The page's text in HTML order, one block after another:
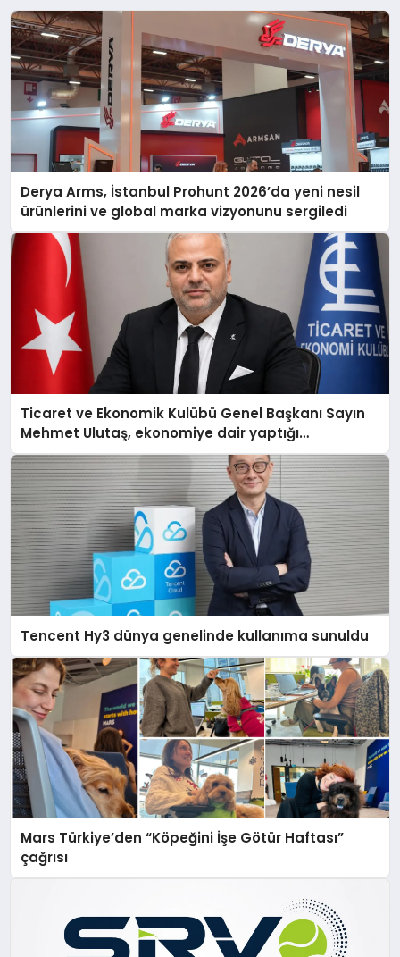
Derya Arms, İstanbul Prohunt 2026’da yeni nesil
ürünlerini ve global marka vizyonunu sergiledi
Ticaret ve Ekonomik Kulübü Genel Başkanı Sayın
Mehmet Ulutaş, ekonomiye dair yaptığı
açıklamada şunları kaydetti:
Tencent Hy3 dünya genelinde kullanıma sunuldu
Mars Türkiye’den “Köpeğini İşe Götür Haftası”
çağrısı